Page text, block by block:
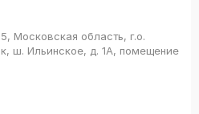
Московская область, г.о.
ш. Ильинское, д. 1А, помещение